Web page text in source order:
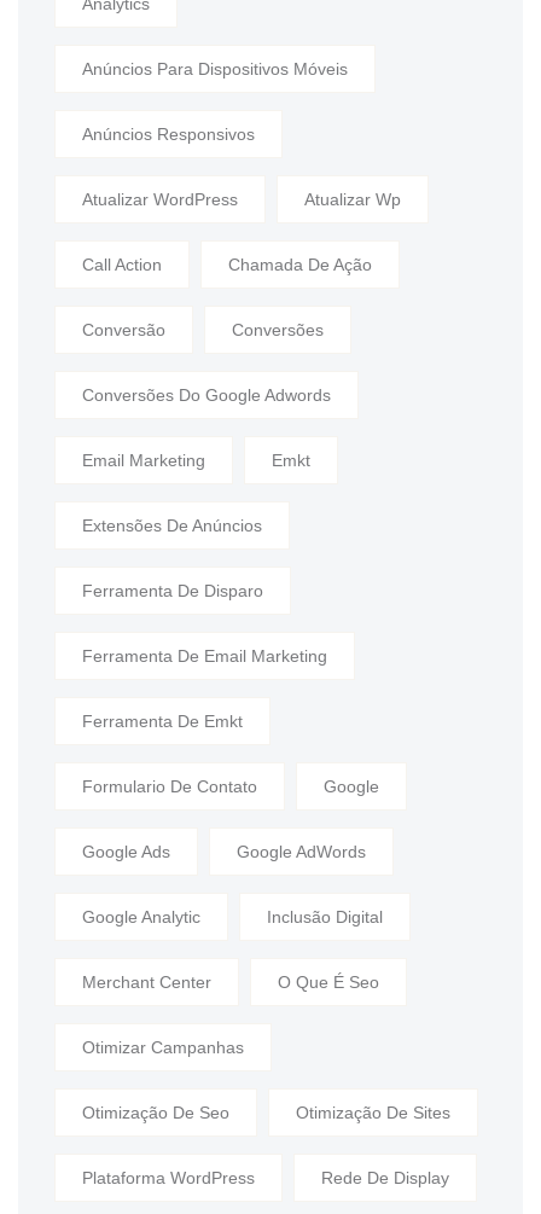
Anúncios Para Dispositivos Móveis
Anúncios Responsivos
Atualizar WordPress Atualizar Wp
Call Action Chamada De Ação
Conversão Conversões
Conversões Do Google Adwords
Email Marketing Emkt
Extensões De Anúncios
Ferramenta De Disparo
Ferramenta De Email Marketing
Ferramenta De Emkt
Formulario De Contato Google
Google Ads Google AdWords
Google Analytic Inclusão Digital
Merchant Center O Que É Seo
Otimizar Campanhas
Otimização De Seo Otimização De Sites
Plataforma WordPress Rede De Display